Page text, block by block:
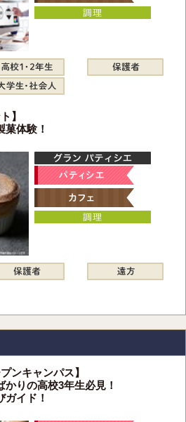
】
体験！
ンキャンパス】
りの高校3年生必見！
イド！